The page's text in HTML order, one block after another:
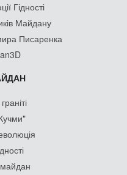
Гідності
Майдану
Писаренка